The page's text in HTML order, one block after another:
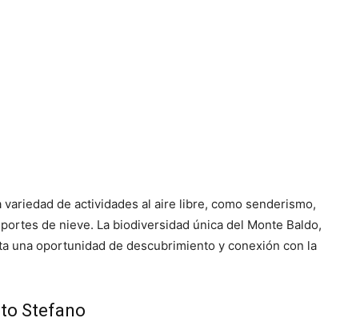
de actividades al aire libre, como senderismo,
de nieve. La biodiversidad única del Monte Baldo,
una oportunidad de descubrimiento y conexión con la
Stefano